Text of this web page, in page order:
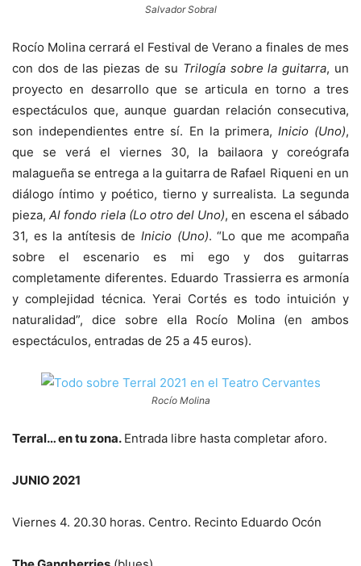
Salvador Sobral
Rocío Molina cerrará el Festival de Verano a finales de mes
con dos de las piezas de su Trilogía sobre la guitarra, un
proyecto en desarrollo que se articula en torno a tres
espectáculos que, aunque guardan relación consecutiva,
son independientes entre sí. En la primera, Inicio (Uno),
que se verá el viernes 30, la bailaora y coreógrafa
malagueña se entrega a la guitarra de Rafael Riqueni en un
diálogo íntimo y poético, tierno y surrealista. La segunda
pieza,Al fondo riela (Lo otro del Uno), en escena el sábado
31, es la antítesis de Inicio (Uno). “Lo que me acompaña
sobre el escenario es mi ego y dos guitarras
completamente diferentes. Eduardo Trassierra es armonía
y complejidad técnica. Yerai Cortés es todo intuición y
naturalidad”, dice sobre ella Rocío Molina (en ambos
espectáculos, entradas de 25 a 45 euros).
Rocío Molina
Terral… en tu zona. Entrada libre hasta completar aforo.
JUNIO 2021
Viernes 4. 20.30 horas. Centro. Recinto Eduardo Ocón